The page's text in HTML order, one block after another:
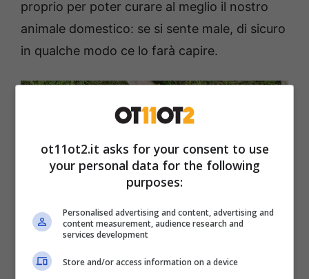
proprio per poter curare al meglio il nostro
animale domestico: se si sente male, di sicuro
in qualche modo ce lo farà capire.
Cosa vuol dire quando il cane si sdraia a pancia in su? –
ot11ot2.it asks for your consent to use
your personal data for the following
purposes:
Personalised advertising and content, advertising and
content measurement, audience research and
services development
Store and/or access information on a device